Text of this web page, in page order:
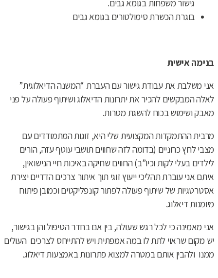
גישור משפחות בגומא גבים.
בוגרת הכשרת סימולטורים בגומא גבים
בנימה אישית
אני משלבת את עבודת גישור עם העברת “המשנה הדיאלוגית”
לאלה המבקשים להכיר את יתרונות הדיאלוג ושיתוף פעולה על פני
מאבק ושימוש בכוח להשגת מטרות.
מרבית ההתמקדות המקצועית שלי היא, זוגות המתמודדים עם
מצבי לחץ כרוניים (בדומה לזה שחווים תושבי עוטף עזה, הורים
לילדים בעלי לקות וכיו”ב) החווים שחיקה באיכות חיי הנישואין,
איתם אני עוברת תהליכי ייעוץ זוגי תוך איתור צרכים הדדיים יצירת
אסטרטגיות של שיתוף פעולה לפתור קונפליקטים וכמובן פיתוח
מיומנות דיאלוג.
אני מאמינה כי לכל רגש שעולה, בין אם בחדר הטיפול והן בגישור,
יש מקום שראוי לתת לו במה אמפתית ויש להתייחס לצרכים העולים
ממנו ולהבין אותם במטרה למצוא פתרונות באמצעות דיאלוג.